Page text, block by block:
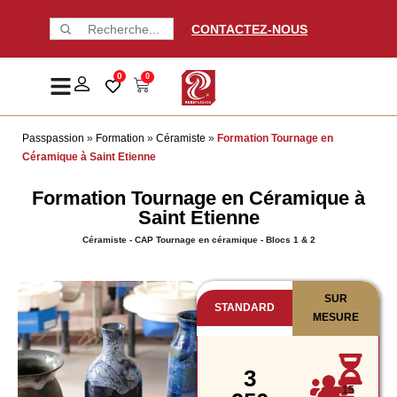
CONTACTEZ-NOUS
0 0
Passpassion » Formation » Céramiste » Formation Tournage en
Céramique à Saint Etienne
Formation Tournage en Céramique à
Saint Etienne
Céramiste - CAP Tournage en céramique - Blocs 1 & 2
STANDARD
SUR
MESURE
3
15